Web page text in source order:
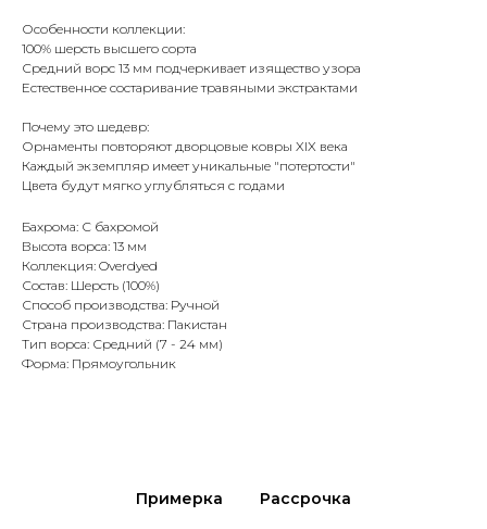
Особенности коллекции:
100% шерсть высшего сорта
Средний ворс 13 мм подчеркивает изящество узора
Естественное состаривание травяными экстрактами
Почему это шедевр:
Орнаменты повторяют дворцовые ковры XIX века
Каждый экземпляр имеет уникальные "потертости"
Цвета будут мягко углубляться с годами
Бахрома: С бахромой
Высота ворса: 13 мм
Коллекция: Overdyed
Состав: Шерсть (100%)
Способ производства: Ручной
Страна производства: Пакистан
Тип ворса: Средний (7 - 24 мм)
Форма: Прямоугольник
Примерка Рассрочка